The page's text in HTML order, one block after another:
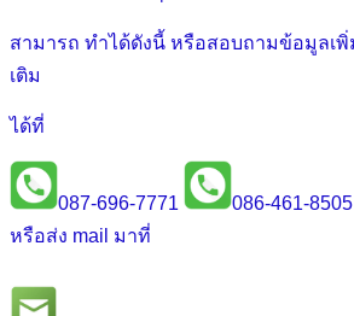
สามารถ ทำได้ดังนี้ หรือสอบถามข้อมูลเพิ่
เติม
ได้ที่
087-696-7771
086-461-8505
หรือส่ง mail มาที่